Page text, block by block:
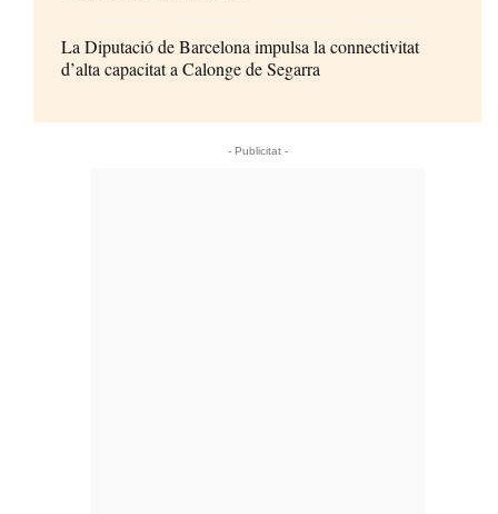
La Diputació de Barcelona impulsa la connectivitat
d’alta capacitat a Calonge de Segarra
- Publicitat -